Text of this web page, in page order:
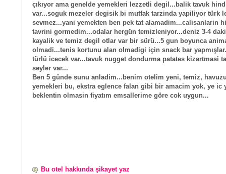
çıkıyor ama genelde yemekleri lezzetli degil...balik tavuk
var...soguk mezeler degisik bi mutfak tarzinda yapiliyor türk
sevmez...yani yemekten ben pek tat alamadim...calisanlarin
tavrini gormedim...odalar hergün temizleniyor...deniz 3-4
kayalik ve temiz degil otlar var bir sürü...5 gun boyunca
olmadi...tenis kortunu alan olmadigi için snack bar
türlü icecek var...tavuk nugget dondurma patates kizartmasi
seyler var...
Ben 5 günde sunu anladim...benim otelim yeni, temiz,
yemekleri bu, ekstra eglence falan gibi bir amacim yok, ye ic
beklentin olmasin fiyatım emsallerime göre cok uygun...
Bu otel hakkında şikayet yaz